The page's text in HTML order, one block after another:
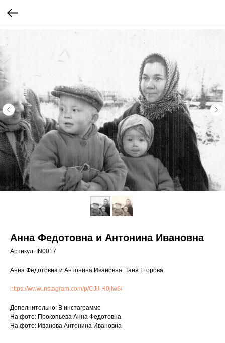
Анна Федотовна и Антонина Ивановна
Артикул: IN0017
Анна Федотовна и Антонина Ивановна, Таня Егорова
https://www.instagram.com/p/CJiI-H0jlw6/
Дополнительно: В инстаграмме
На фото: Прокопьева Анна Федотовна
На фото: Иванова Антонина Ивановна